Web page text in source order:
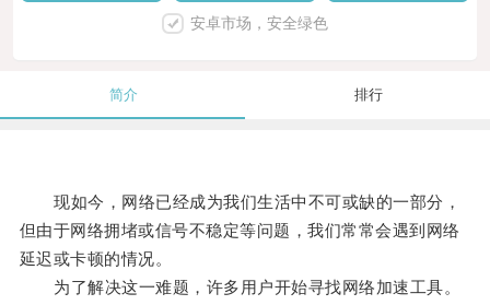
安卓市场，安全绿色
简介 排行
现如今，网络已经成为我们生活中不可或缺的一部分，
但由于网络拥堵或信号不稳定等问题，我们常常会遇到网络
延迟或卡顿的情况。
为了解决这一难题，许多用户开始寻找网络加速工具。